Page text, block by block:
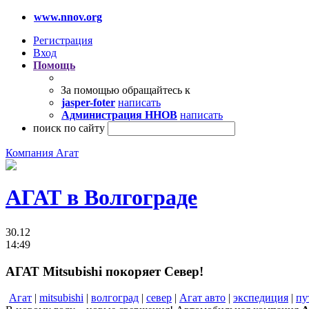
www.nnov.org
Регистрация
Вход
Помощь
За помощью обращайтесь к
jasper-foter написать
Администрация ННОВ написать
поиск по сайту
Компания Агат
АГАТ в Волгограде
30.12
14:49
АГАТ Mitsubishi покоряет Север!
Агат | mitsubishi | волгоград | север | Агат авто | экспедиция |